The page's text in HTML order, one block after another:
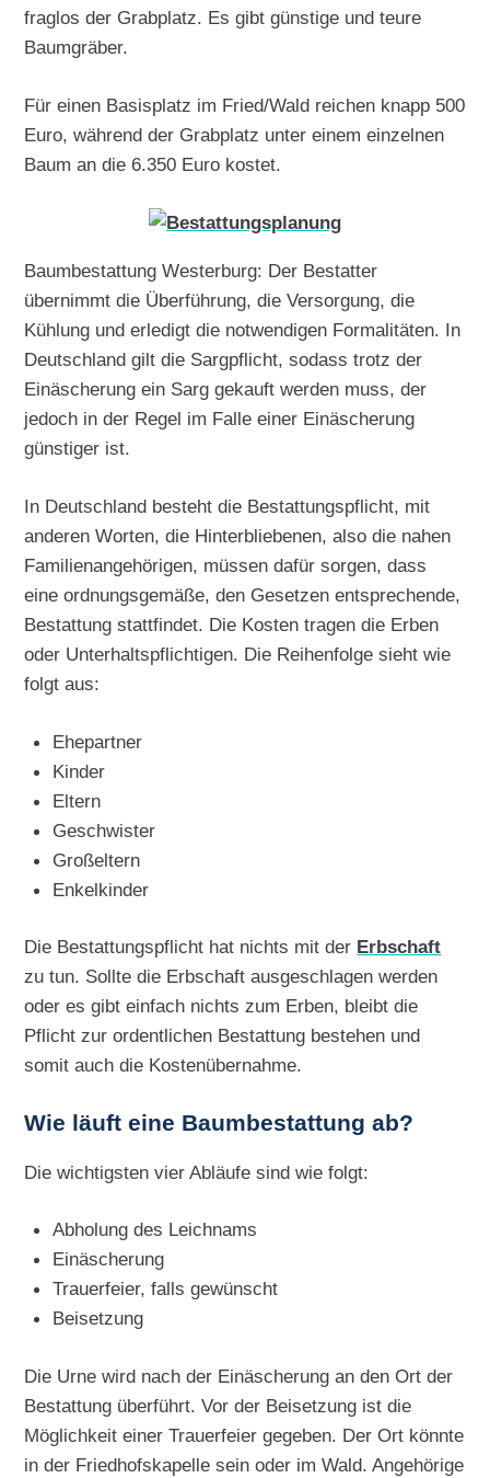
fraglos der Grabplatz. Es gibt günstige und teure
Baumgräber.
Für einen Basisplatz im Fried/Wald reichen knapp 500
Euro, während der Grabplatz unter einem einzelnen
Baum an die 6.350 Euro kostet.
Baumbestattung Westerburg: Der Bestatter
übernimmt die Überführung, die Versorgung, die
Kühlung und erledigt die notwendigen Formalitäten. In
Deutschland gilt die Sargpflicht, sodass trotz der
Einäscherung ein Sarg gekauft werden muss, der
jedoch in der Regel im Falle einer Einäscherung
günstiger ist.
In Deutschland besteht die Bestattungspflicht, mit
anderen Worten, die Hinterbliebenen, also die nahen
Familienangehörigen, müssen dafür sorgen, dass
eine ordnungsgemäße, den Gesetzen entsprechende,
Bestattung stattfindet. Die Kosten tragen die Erben
oder Unterhaltspflichtigen. Die Reihenfolge sieht wie
folgt aus:
Ehepartner
Kinder
Eltern
Geschwister
Großeltern
Enkelkinder
Die Bestattungspflicht hat nichts mit der Erbschaft
zu tun. Sollte die Erbschaft ausgeschlagen werden
oder es gibt einfach nichts zum Erben, bleibt die
Pflicht zur ordentlichen Bestattung bestehen und
somit auch die Kostenübernahme.
Wie läuft eine Baumbestattung ab?
Die wichtigsten vier Abläufe sind wie folgt:
Abholung des Leichnams
Einäscherung
Trauerfeier, falls gewünscht
Beisetzung
Die Urne wird nach der Einäscherung an den Ort der
Bestattung überführt. Vor der Beisetzung ist die
Möglichkeit einer Trauerfeier gegeben. Der Ort könnte
in der Friedhofskapelle sein oder im Wald. Angehörige